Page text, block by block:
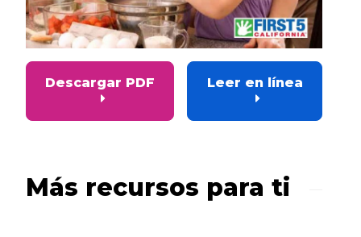
Descargar PDF Leer en línea
Más recursos para ti